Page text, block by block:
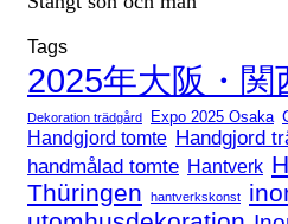
Tags
2025年大阪・関
Dekoration trädgård Expo 2025 Osaka
Handgjord tomte Handgjord
handmålad tomte Hantverk
Thüringen
hantverkskonst